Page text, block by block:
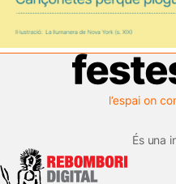
És una